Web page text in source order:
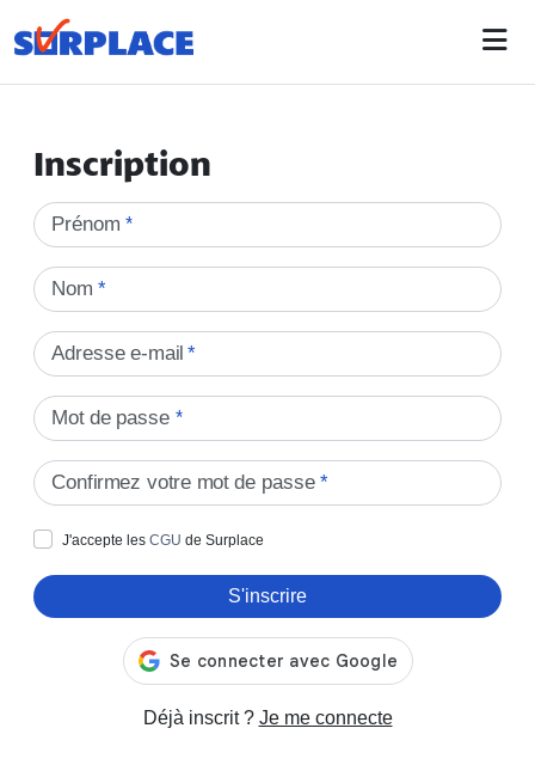
Inscription
Prénom *
Nom *
Adresse e-mail *
Mot de passe *
Confirmez votre mot de passe *
J'accepte les CGU de Surplace
S'inscrire
Déjà inscrit ? Je me connecte